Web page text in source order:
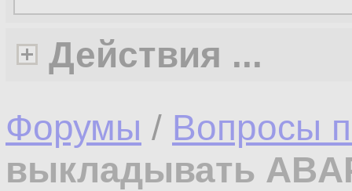
Действия ...
Форумы / Вопросы
выкладывать